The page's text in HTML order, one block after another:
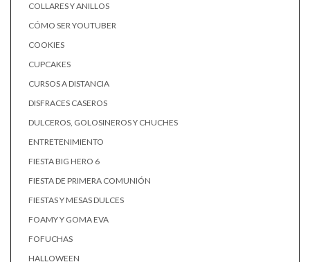
COLLARES Y ANILLOS
CÓMO SER YOUTUBER
COOKIES
CUPCAKES
CURSOS A DISTANCIA
DISFRACES CASEROS
DULCEROS, GOLOSINEROS Y CHUCHES
ENTRETENIMIENTO
FIESTA BIG HERO 6
FIESTA DE PRIMERA COMUNIÓN
FIESTAS Y MESAS DULCES
FOAMY Y GOMA EVA
FOFUCHAS
HALLOWEEN